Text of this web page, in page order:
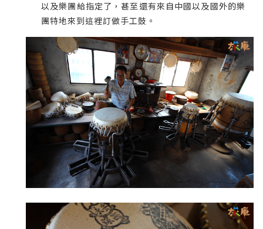
以及樂團給指定了，甚至還有來自中國以及國外的樂
團特地來到這裡訂做手工鼓。